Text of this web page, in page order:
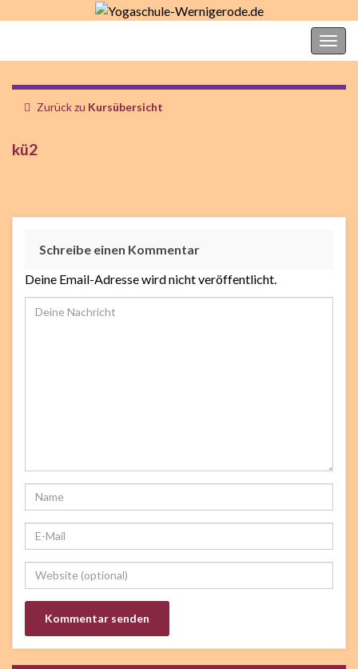
Zurück zu Kursübersicht
kü2
Schreibe einen Kommentar
Deine Email-Adresse wird nicht veröffentlicht.